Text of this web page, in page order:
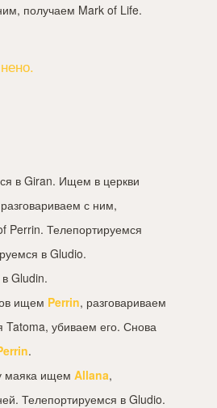
получаем Mark of Life.
в Giran. Ищем в церкви
с ним,
Perrin. Телепортируемся
в Gludio.
Gludin.
ищем Perrin, разговариваем
Tatoma, убиваем его. Снова
.
маяка ищем Allana,
Телепортируемся в Gludio.